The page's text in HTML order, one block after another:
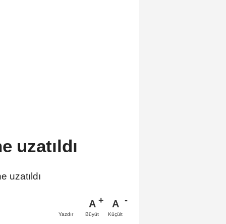
uzatıldı
uzatıldı
Yazdır
A
Büyüt
A
Küçült